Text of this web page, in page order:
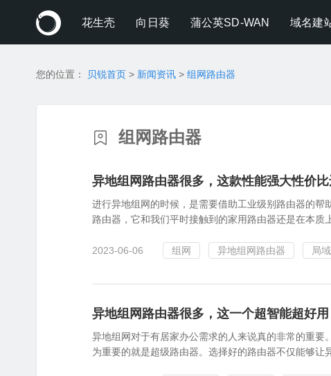
花生壳 向日葵 蒲公英SD-WAN 域名建
您的位置： 贝锐首页 > 新闻资讯 > 组网路由器
组网路由器
异地组网路由器很多，这款性能强大性价
进行异地组网的时候，是需要借助工业级别路由器的
路由器，它和我们平时接触到的家用路由器还是在本质
2023-06-06 组网 异地组网路由器 局
异地组网路由器很多，这一个超智能超好用
异地组网对于有居家办公需求的人来说真的非常的重
为重要的就是超级路由器。选择好的路由器不仅能够让